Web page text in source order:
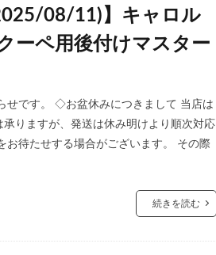
08/11)】キャロル
ーペ用後付けマスター
せです。 ◇お盆休みにつきまして 当店は
りますが、発送は休み明けより順次対応
お待たせする場合がございます。 その際
続きを読む